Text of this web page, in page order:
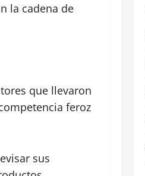
la cadena de
que llevaron
feroz
sus